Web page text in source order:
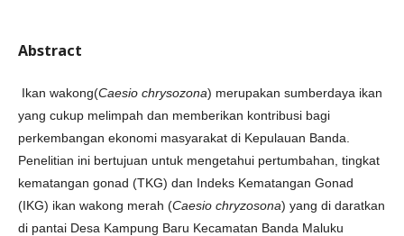
Abstract
Ikan wakong(Caesio chrysozona) merupakan sumberdaya ikan
yang cukup melimpah dan memberikan kontribusi bagi
perkembangan ekonomi masyarakat di Kepulauan Banda.
Penelitian ini bertujuan untuk mengetahui pertumbahan, tingkat
kematangan gonad (TKG) dan Indeks Kematangan Gonad
(IKG) ikan wakong merah (Caesio chryzosona) yang di daratkan
di pantai Desa Kampung Baru Kecamatan Banda Maluku